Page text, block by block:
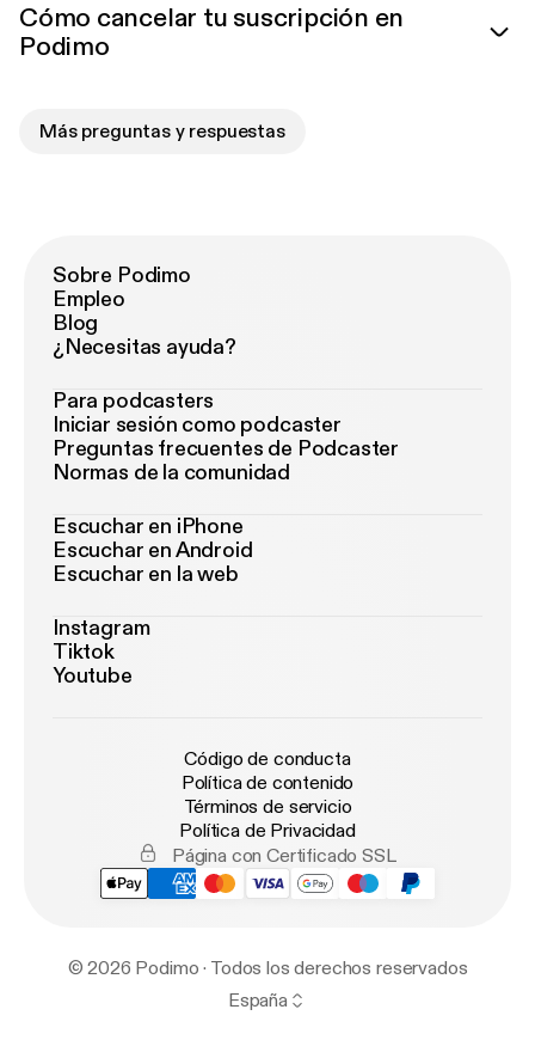
Cómo cancelar tu suscripción en
Podimo
Más preguntas y respuestas
Sobre Podimo
Empleo
Blog
¿Necesitas ayuda?
Para podcasters
Iniciar sesión como podcaster
Preguntas frecuentes de Podcaster
Normas de la comunidad
Escuchar en iPhone
Escuchar en Android
Escuchar en la web
Instagram
Tiktok
Youtube
Código de conducta
Política de contenido
Términos de servicio
Política de Privacidad
Página con Certificado SSL
© 2026 Podimo · Todos los derechos reservados
España